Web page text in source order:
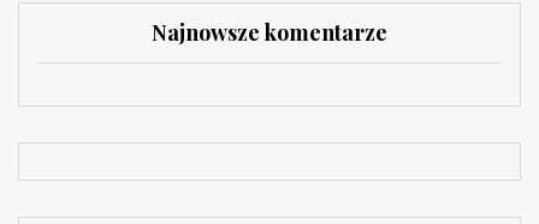
Najnowsze komentarze